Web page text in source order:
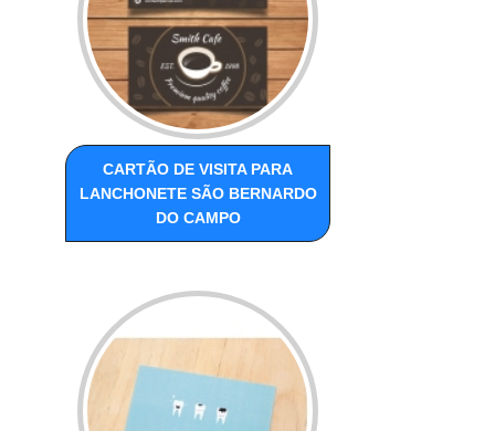
CARTÃO DE VISITA PARA
LANCHONETE SÃO BERNARDO
DO CAMPO